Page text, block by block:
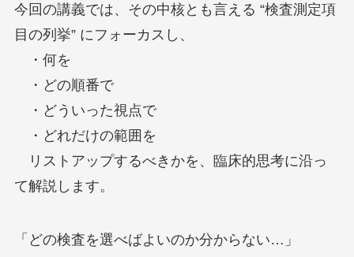
今回の講義では、その中核とも言える “検査測定項
目の列挙” にフォーカスし、
・何を
・どの順番で
・どういった視点で
・どれだけの範囲を
リストアップするべきかを、臨床的思考に沿っ
て解説します。
「どの検査を選べばよいのか分からない…」